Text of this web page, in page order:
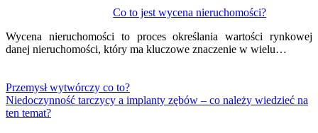
Co to jest wycena nieruchomości?
Wycena nieruchomości to proces określania wartości rynkowej
danej nieruchomości, który ma kluczowe znaczenie w wielu…
Przemysł wytwórczy co to?
Niedoczynność tarczycy a implanty zębów – co należy wiedzieć na
ten temat?